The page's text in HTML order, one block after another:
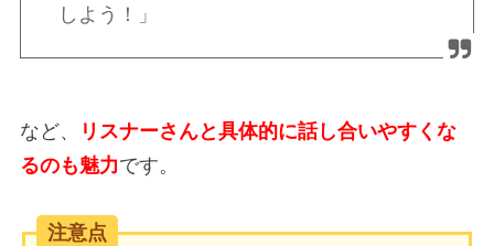
しよう！」
など、
リスナーさんと具体的に話し合いやすくな
るのも魅力です。
注意点